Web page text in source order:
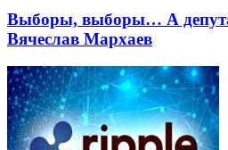
Выборы, выборы… А
Вячеслав Мархаев